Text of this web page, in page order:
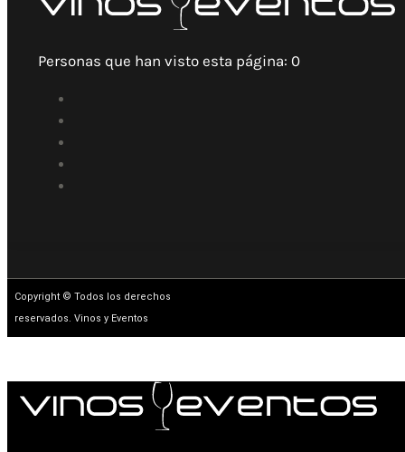
Personas que han visto esta página: 0
Copyright © Todos los derechos
reservados. Vinos y Eventos